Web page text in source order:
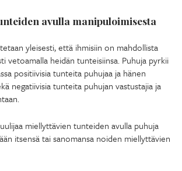
avulla manipuloimisesta
yleisesti, että ihmisiin on mahdollista
vetoamalla heidän tunteisiinsa. Puhuja pyrkii
positiivisia tunteita puhujaa ja hänen
negatiivisia tunteita puhujan vastustajia ja
miellyttävien tunteiden avulla puhuja
itsensä tai sanomansa noiden miellyttävien